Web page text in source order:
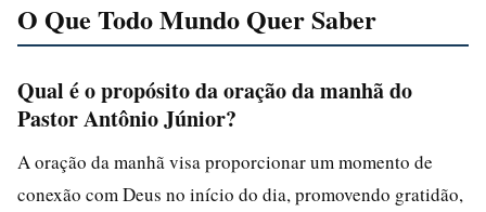
O Que Todo Mundo Quer Saber
Qual é o propósito da oração da manhã do
Pastor Antônio Júnior?
A oração da manhã visa proporcionar um momento de
conexão com Deus no início do dia, promovendo gratidão,